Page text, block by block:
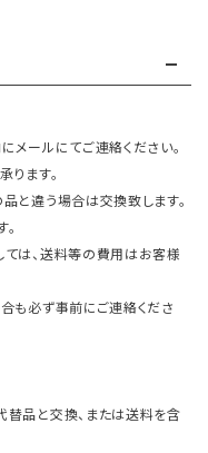
ールにてご連絡ください。
ります。
と違う場合は交換致します。
は、送料等の費用はお客様
も必ず事前にご連絡くださ
品と交換、または送料を含